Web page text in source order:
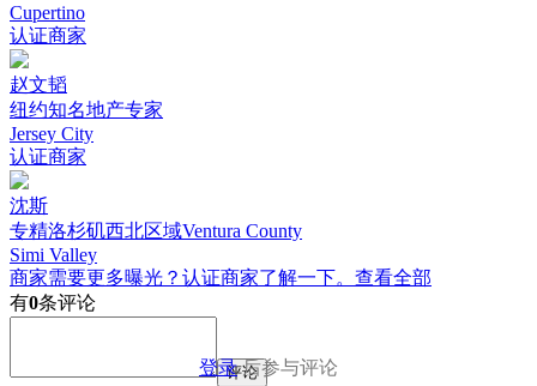
Cupertino
认证商家
赵文韬
纽约知名地产专家
Jersey City
认证商家
沈斯
专精洛杉矶西北区域Ventura County
Simi Valley
商家需要更多曝光？认证商家了解一下。 查看全部
有0条评论
登录后参与评论
评论